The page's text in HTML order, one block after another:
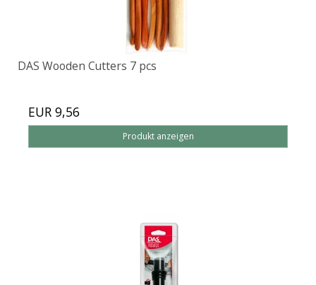
DAS Wooden Cutters 7 pcs
EUR 9,56
Produkt anzeigen